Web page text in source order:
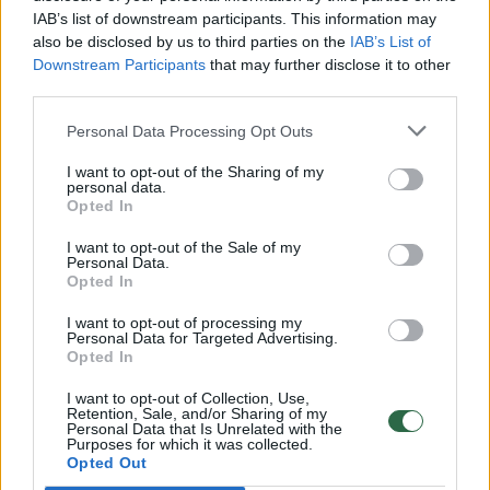
IAB’s list of downstream participants. This information may
also be disclosed by us to third parties on the IAB’s List of
Downstream Participants that may further disclose it to other
Personal Data Processing Opt Outs
I want to opt-out of the Sharing of my
personal data.
Opted In
I want to opt-out of the Sale of my
Personal Data.
Opted In
I want to opt-out of processing my
Personal Data for Targeted Advertising.
Opted In
I want to opt-out of Collection, Use,
Retention, Sale, and/or Sharing of my
Personal Data that Is Unrelated with the
Purposes for which it was collected.
Opted Out
00:00:30
Vaizdai iš tragiškos avarijos Vilniaus r.: dviejų moterų ir
vaiko gyvybių išgelbėti nepavyko
32 laipsnių šilumos
vaizdas pribloškia
Žinios | Lietuvos diena
00:00:55
Avarija Vilniuje: į stotelę įsirėžęs automobilis sužalojo
dvi moteris